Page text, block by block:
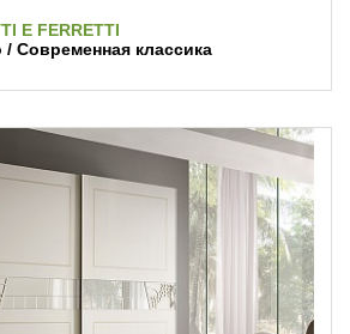
E FERRETTI
/ Современная классика